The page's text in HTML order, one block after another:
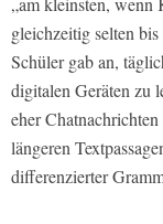
gleichzeitig selten
Schüler gab an,
digitalen Geräten zu
eher
längeren
differenzierter